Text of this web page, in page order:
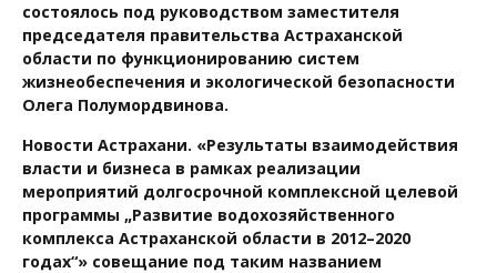
состоялось под руководством заместителя
председателя правительства Астраханской
области по функционированию систем
жизнеобеспечения и экологической безопасности
Олега Полумордвинова.
Новости Астрахани. «Результаты взаимодействия
власти и бизнеса в рамках реализации
мероприятий долгосрочной комплексной целевой
программы „Развитие водохозяйственного
комплекса Астраханской области в 2012–2020
годах“» совещание под таким названием